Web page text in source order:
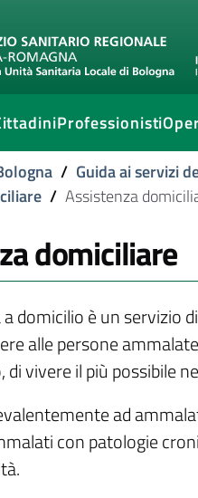
Professionisti
/ Guida ai servizi
/ Assistenza
domiciliare
a domicilio è un
alle persone
vivere il più possibile
ad
con patologie